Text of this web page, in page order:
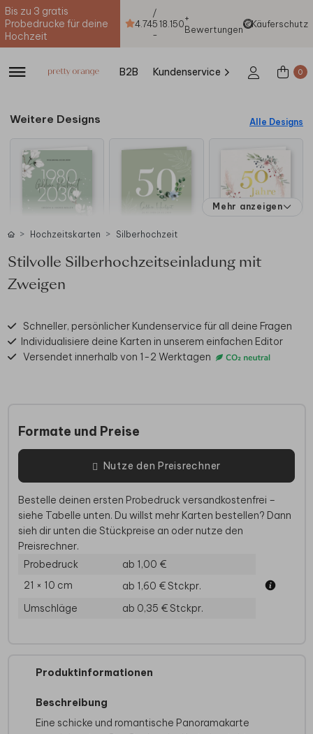
Bis zu 3 gratis
Probedrucke für deine
Hochzeit
4.74
/
5
-
18.150+
Bewertungen
Käuferschutz
B2B Kundenservice 0
Weitere Designs Alle Designs
Mehr anzeigen
Hochzeitskarten Silberhochzeit
Stilvolle Silberhochzeitseinladung mit
Zweigen
Schneller, persönlicher Kundenservice für all deine Fragen
Individualisiere deine Karten in unserem einfachen Editor
Versendet innerhalb von 1-2 Werktagen
Formate und Preise
Nutze den Preisrechner
Bestelle deinen ersten Probedruck versandkostenfrei –
siehe Tabelle unten. Du willst mehr Karten bestellen? Dann
sieh dir unten die Stückpreise an oder nutze den
Preisrechner.
Probedruck
ab 1,00 €
21 × 10 cm
ab 1,60 €Stckpr.
Umschläge
ab 0,35 €Stckpr.
Produktinformationen
Beschreibung
Eine schicke und romantische Panoramakarte